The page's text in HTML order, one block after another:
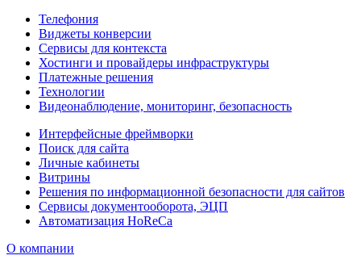
Телефония
Виджеты конверсии
Сервисы для контекста
Хостинги и провайдеры инфраструктуры
Платежные решения
Технологии
Видеонаблюдение, мониторинг, безопасность
Интерфейсные фреймворки
Поиск для сайта
Личные кабинеты
Витрины
Решения по информационной безопасности для сайтов
Сервисы документооборота, ЭЦП
Автоматизация HoReCa
О компании